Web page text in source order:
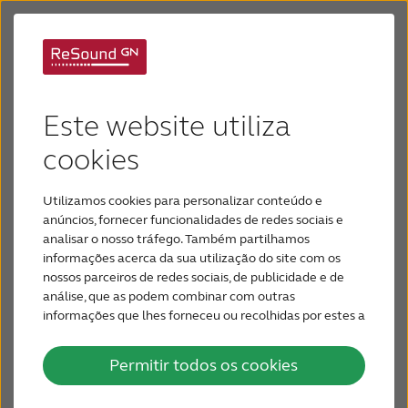
Este website utiliza
cookies
Utilizamos cookies para personalizar conteúdo e
anúncios, fornecer funcionalidades de redes sociais e
analisar o nosso tráfego. Também partilhamos
informações acerca da sua utilização do site com os
nossos parceiros de redes sociais, de publicidade e de
análise, que as podem combinar com outras
informações que lhes forneceu ou recolhidas por estes a
Permitir todos os cookies
Perda Auditiva
Por que ReSound
Suporte & Cuidado
PARA PROFISSIONAIS
fonoaudiólogo
que você precisa tomar se suspeitar que você
tenha uma perda auditiva. Realmente não há
motivos para esperar. Um teste auditivo é rápido,
simples e completamente indolor. Na maioria dos
casos, seu profissional de audição pode dar-lhe os
aconselhá-lo sobre como redescobrir sua audição.